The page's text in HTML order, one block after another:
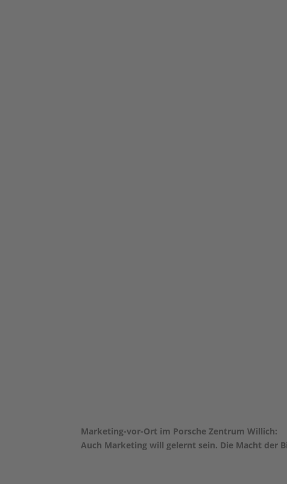
Marketing-vor-Ort im Porsche Zentrum Willich:
Auch Marketing will gelernt sein. Die Macht der